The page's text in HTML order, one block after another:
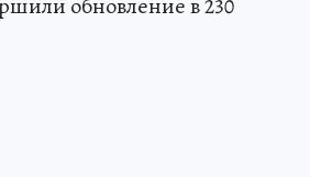
обновление в 230